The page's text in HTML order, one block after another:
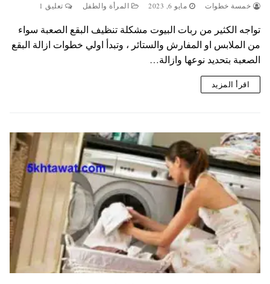
خمسة خطوات مايو 6, 2023 المرأة والطفل تعليق 1
تواجه الكثير من ربات البيوت مشكلة تنظيف البقع الصعبة سواء
من الملابس او المفارش والستائر ، وتبدأ اولي خطوات ازالة البقع
الصعبة بتحديد نوعها وازالة…
اقرأ المزيد